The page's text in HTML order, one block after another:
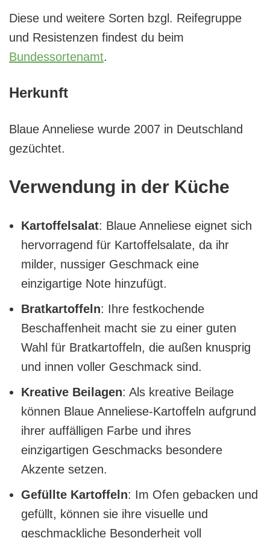
Diese und weitere Sorten bzgl. Reifegruppe
und Resistenzen findest du beim
Bundessortenamt.
Herkunft
Blaue Anneliese wurde 2007 in Deutschland
gezüchtet.
Verwendung in der Küche
Kartoffelsalat: Blaue Anneliese eignet sich
hervorragend für Kartoffelsalate, da ihr
milder, nussiger Geschmack eine
einzigartige Note hinzufügt.
Bratkartoffeln: Ihre festkochende
Beschaffenheit macht sie zu einer guten
Wahl für Bratkartoffeln, die außen knusprig
und innen voller Geschmack sind.
Kreative Beilagen: Als kreative Beilage
können Blaue Anneliese-Kartoffeln aufgrund
ihrer auffälligen Farbe und ihres
einzigartigen Geschmacks besondere
Akzente setzen.
Gefüllte Kartoffeln: Im Ofen gebacken und
gefüllt, können sie ihre visuelle und
geschmackliche Besonderheit voll